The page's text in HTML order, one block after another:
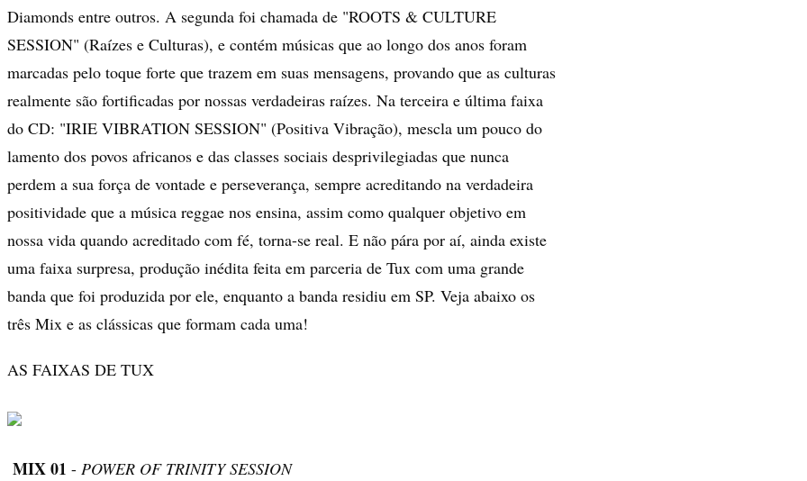
Diamonds entre outros. A segunda foi chamada de "ROOTS & CULTURE
SESSION" (Raízes e Culturas), e contém músicas que ao longo dos anos foram
marcadas pelo toque forte que trazem em suas mensagens, provando que as culturas
realmente são fortificadas por nossas verdadeiras raízes. Na terceira e última faixa
do CD: "IRIE VIBRATION SESSION" (Positiva Vibração), mescla um pouco do
lamento dos povos africanos e das classes sociais desprivilegiadas que nunca
perdem a sua força de vontade e perseverança, sempre acreditando na verdadeira
positividade que a música reggae nos ensina, assim como qualquer objetivo em
nossa vida quando acreditado com fé, torna-se real. E não pára por aí, ainda existe
uma faixa surpresa, produção inédita feita em parceria de Tux com uma grande
banda que foi produzida por ele, enquanto a banda residiu em SP. Veja abaixo os
três Mix e as clássicas que formam cada uma!
AS FAIXAS DE TUX
MIX 01 - POWER OF TRINITY SESSION